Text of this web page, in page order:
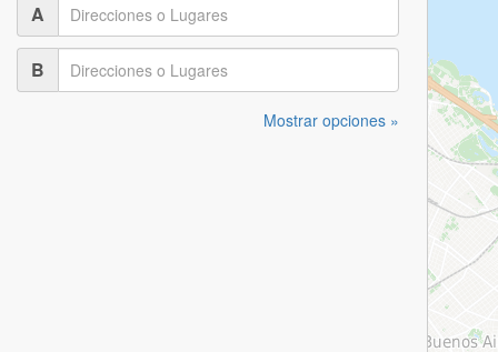
A
B
Mostrar opciones »